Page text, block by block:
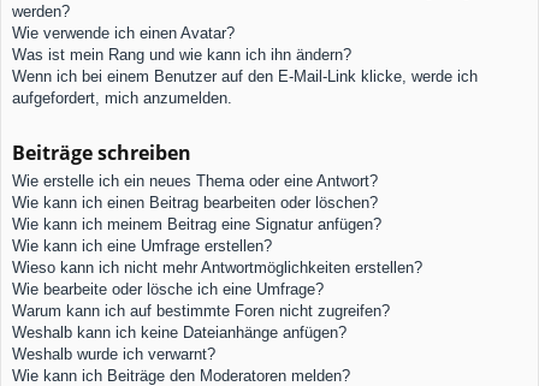
werden?
Wie verwende ich einen Avatar?
Was ist mein Rang und wie kann ich ihn ändern?
Wenn ich bei einem Benutzer auf den E-Mail-Link klicke, werde ich
aufgefordert, mich anzumelden.
Beiträge schreiben
Wie erstelle ich ein neues Thema oder eine Antwort?
Wie kann ich einen Beitrag bearbeiten oder löschen?
Wie kann ich meinem Beitrag eine Signatur anfügen?
Wie kann ich eine Umfrage erstellen?
Wieso kann ich nicht mehr Antwortmöglichkeiten erstellen?
Wie bearbeite oder lösche ich eine Umfrage?
Warum kann ich auf bestimmte Foren nicht zugreifen?
Weshalb kann ich keine Dateianhänge anfügen?
Weshalb wurde ich verwarnt?
Wie kann ich Beiträge den Moderatoren melden?